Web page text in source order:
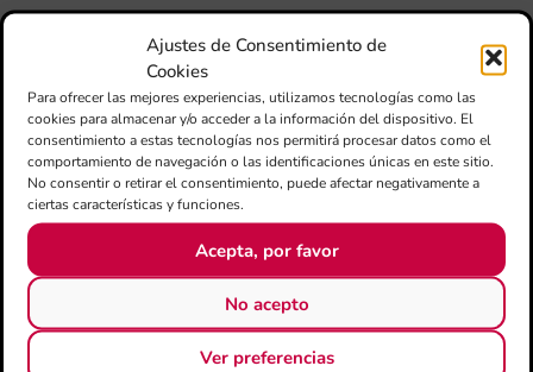
Ajustes de Consentimiento de
Cookies
Para ofrecer las mejores experiencias, utilizamos tecnologías como las
cookies para almacenar y/o acceder a la información del dispositivo. El
consentimiento a estas tecnologías nos permitirá procesar datos como el
comportamiento de navegación o las identificaciones únicas en este sitio.
No consentir o retirar el consentimiento, puede afectar negativamente a
ciertas características y funciones.
Acepta, por favor
No acepto
Ver preferencias
80